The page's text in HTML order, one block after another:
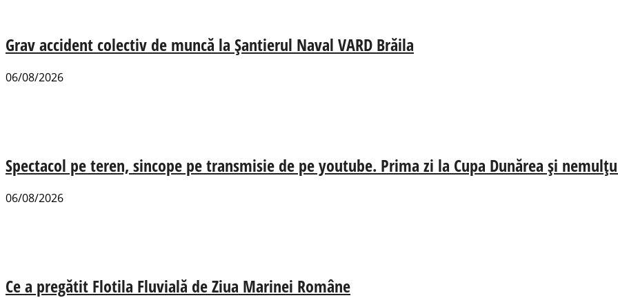
Grav accident colectiv de muncă la Șantierul Naval VARD Brăila
06/08/2026
Spectacol pe teren, sincope pe transmisie de pe youtube. Prima zi la Cupa Dunărea și
06/08/2026
Ce a pregătit Flotila Fluvială de Ziua Marinei Române